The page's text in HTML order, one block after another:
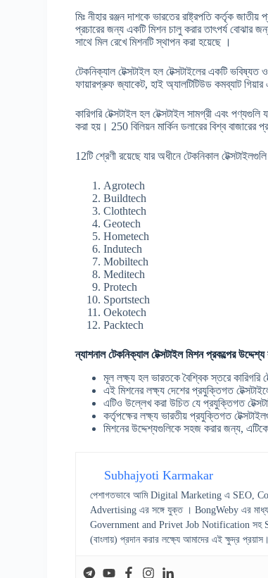
মিঃ নীহার রঞ্জন দাশকে ভারতের রাষ্ট্রপতি কর্তৃক
প্রচারের জন্য একটি মিশন চালু করার তাৎপর্য বোঝার
সাথে মিল রেখে মিশনটি স্থাপন করা হয়েছে ।
টেকনিক্যাল টেক্সটাইল হল টেক্সটাইলের একটি
ফায়ারপ্রুফ জ্যাকেট, হাই অ্যালটিটিউড কমব্যাট
কারিগরি টেক্সটাইল হল টেক্সটাইল সামগ্রী এবং পণ্যগুলি
করা হয়। 250 বিলিয়ন মার্কিন ডলারের বিশ্ব বাজারের
12টি শ্রেণী রয়েছে যার অধীনে টেকনিকাল
Agrotech
Buildtech
Clothtech
Geotech
Hometech
Indutech
Mobiltech
Meditech
Protech
Sportstech
Oekotech
Packtech
ন্যাশনাল টেকনিক্যাল টেক্সটাইল মিশন
মূল লক্ষ্য হল ভারতকে বৈশ্বিক স্তরে কারিগরি
এই মিশনের লক্ষ্য দেশের প্রযুক্তিগত
এটিও উল্লেখ করা উচিত যে প্রযুক্তিগত
কর্তৃপক্ষের লক্ষ্য ভারতীয় প্রযুক্তিগত
মিশনের উদ্দেশ্যগুলিকে সহজ করার জন্য, এটিকে
Subhajyoti Karmakar
পেশাগতভাবে আমি Digital Marketing এ SEO,
Advertising এর সঙ্গে যুক্ত । BongWeby এর
Government and Privet Job Notification সহ
(বাংলায়) প্রদান করার লক্ষ্যে আমাদের এই ক্ষুদ্র প্রয়াস।